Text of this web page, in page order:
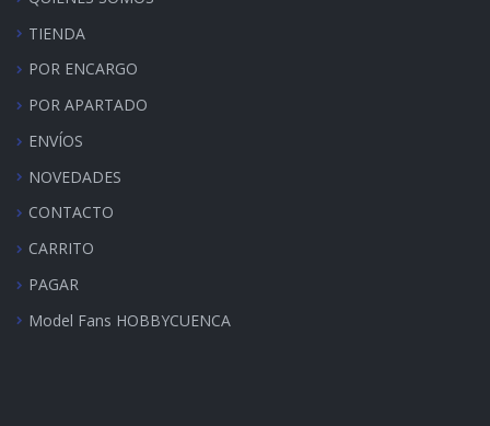
TIENDA
POR ENCARGO
POR APARTADO
ENVÍOS
NOVEDADES
CONTACTO
CARRITO
PAGAR
Model Fans HOBBYCUENCA